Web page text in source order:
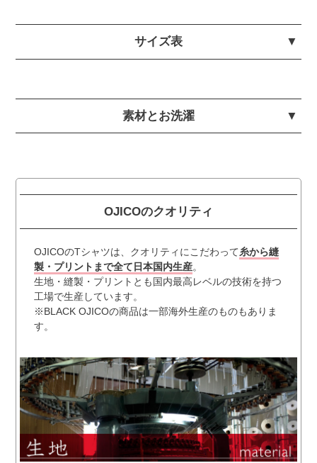
サイズ表
素材とお洗濯
OJICOのクオリティ
OJICOのTシャツは、クオリティにこだわって糸から縫
製・プリントまで全て日本国内生産。
生地・縫製・プリントとも国内最高レベルの技術を持つ
工場で生産しています。
※BLACK OJICOの商品は一部海外生産のものもありま
す。